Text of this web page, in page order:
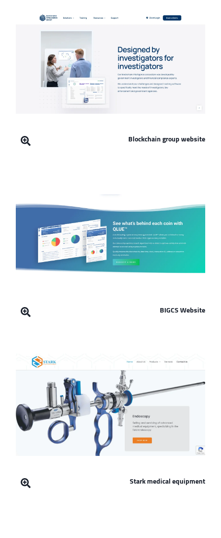
Blockchain group website
BIGCS Website
Stark medical equipment